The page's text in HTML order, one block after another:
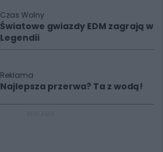
Czas Wolny
Światowe gwiazdy EDM zagrają w
Legendii
Reklama
Najlepsza przerwa? Ta z wodą!